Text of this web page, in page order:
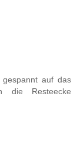
auf das
die Resteecke